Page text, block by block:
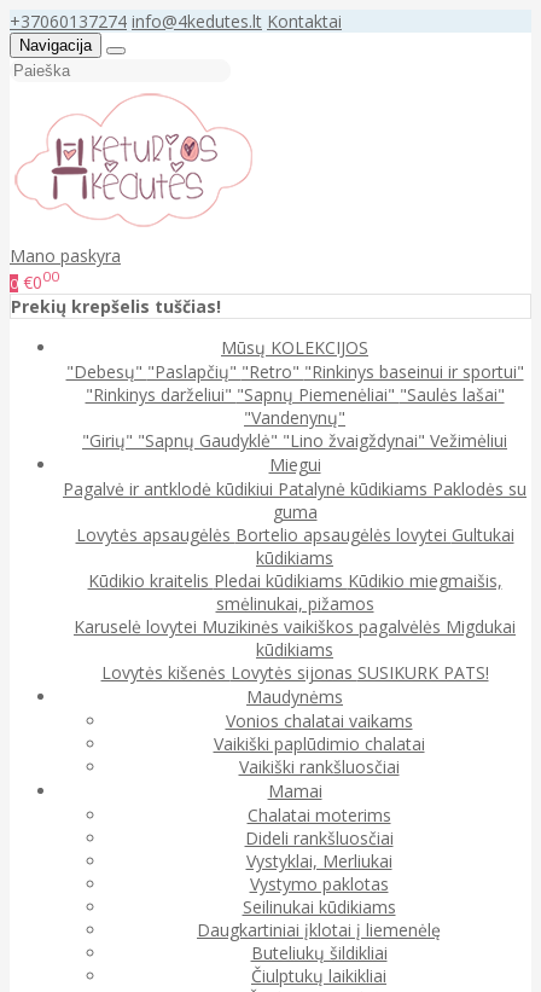
+37060137274 info@4kedutes.lt Kontaktai
Navigacija
Mano paskyra
0 €000
Prekių krepšelis tuščias!
Mūsų KOLEKCIJOS
"Debesų" "Paslapčių" "Retro" "Rinkinys baseinui ir sportui"
"Rinkinys darželiui" "Sapnų Piemenėliai" "Saulės lašai"
"Vandenynų"
"Girių" "Sapnų Gaudyklė" "Lino žvaigždynai" Vežimėliui
Miegui
Pagalvė ir antklodė kūdikiui Patalynė kūdikiams Paklodės su
guma
Lovytės apsaugėlės Bortelio apsaugėlės lovytei Gultukai
kūdikiams
Kūdikio kraitelis Pledai kūdikiams Kūdikio miegmaišis,
smėlinukai, pižamos
Karuselė lovytei Muzikinės vaikiškos pagalvėlės Migdukai
kūdikiams
Lovytės kišenės Lovytės sijonas SUSIKURK PATS!
Maudynėms
Vonios chalatai vaikams
Vaikiški paplūdimio chalatai
Vaikiški rankšluosčiai
Mamai
Chalatai moterims
Dideli rankšluosčiai
Vystyklai, Merliukai
Vystymo paklotas
Seilinukai kūdikiams
Daugkartiniai įklotai į liemenėlę
Buteliukų šildikliai
Čiulptukų laikikliai